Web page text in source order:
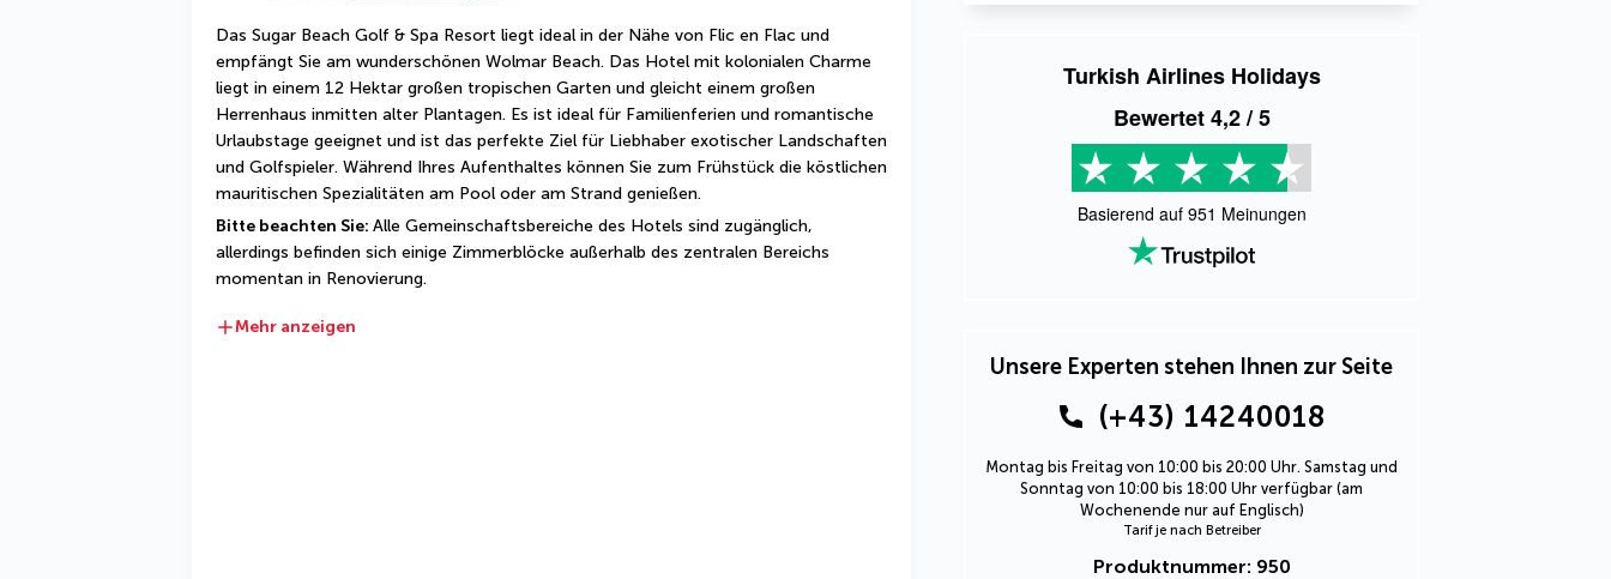
Turkish Airlines Holidays
Bewertet4,2/ 5
Basierend auf 951 Meinungen
Unsere Experten stehen Ihnen zur Seite
(+43) 14240018
Montag bis Freitag von 10:00 bis 20:00 Uhr. Samstag und
Sonntag von 10:00 bis 18:00 Uhr verfügbar (am
Wochenende nur auf Englisch)
Tarif je nach Betreiber
Produktnummer: 950
Das Sugar Beach Golf & Spa Resort liegt ideal in der Nähe von Flic en Flac und
empfängt Sie am wunderschönen Wolmar Beach. Das Hotel mit kolonialen Charme
liegt in einem 12 Hektar großen tropischen Garten und gleicht einem großen
Herrenhaus inmitten alter Plantagen. Es ist ideal für Familienferien und romantische
Urlaubstage geeignet und ist das perfekte Ziel für Liebhaber exotischer Landschaften
und Golfspieler. Während Ihres Aufenthaltes können Sie zum Frühstück die köstlichen
mauritischen Spezialitäten am Pool oder am Strand genießen.
Bitte beachten Sie: Alle Gemeinschaftsbereiche des Hotels sind zugänglich,
allerdings befinden sich einige Zimmerblöcke außerhalb des zentralen Bereichs
momentan in Renovierung.
Mehr anzeigen